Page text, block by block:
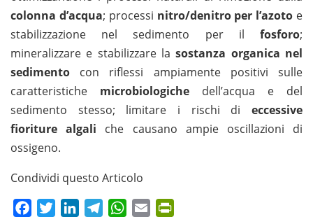
colonna d’acqua; processi nitro/denitro per l’azoto e
stabilizzazione nel sedimento per il fosforo;
mineralizzare e stabilizzare lasostanza organica nel
sedimento con riflessi ampiamente positivi sulle
caratteristiche microbiologiche dell’acqua e del
sedimento stesso; limitare i rischi di eccessive
fioriture algali che causano ampie oscillazioni di
ossigeno.
Condividi questo Articolo
FacebookTwitterLinkedInTelegramWhatsApp
Email